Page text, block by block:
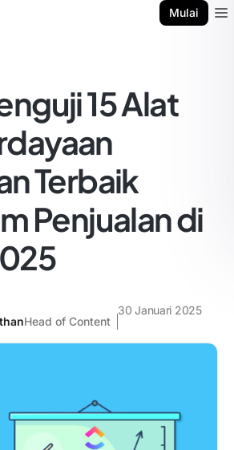
Mulai
15 Alat
Terbaik
Penjualan di
Head of Content
30 Januari 2025